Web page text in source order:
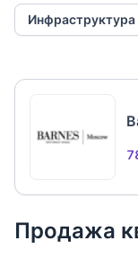
Участник
Инфраструктура
Продажа